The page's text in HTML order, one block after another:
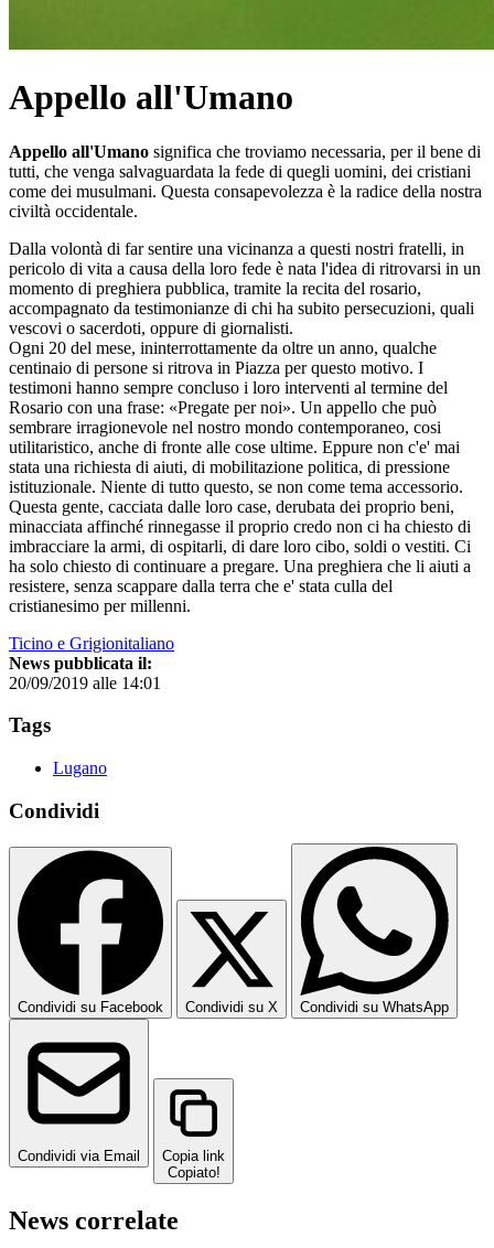
Appello all'Umano
Appello all'Umano significa che troviamo necessaria, per il bene di
tutti, che venga salvaguardata la fede di quegli uomini, dei cristiani
come dei musulmani. Questa consapevolezza è la radice della nostra
civiltà occidentale.
Dalla volontà di far sentire una vicinanza a questi nostri fratelli, in
pericolo di vita a causa della loro fede è nata l'idea di ritrovarsi in un
momento di preghiera pubblica, tramite la recita del rosario,
accompagnato da testimonianze di chi ha subito persecuzioni, quali
vescovi o sacerdoti, oppure di giornalisti.
Ogni 20 del mese, ininterrottamente da oltre un anno, qualche
centinaio di persone si ritrova in Piazza per questo motivo. I
testimoni hanno sempre concluso i loro interventi al termine del
Rosario con una frase: «Pregate per noi». Un appello che può
sembrare irragionevole nel nostro mondo contemporaneo, cosi
utilitaristico, anche di fronte alle cose ultime. Eppure non c'e' mai
stata una richiesta di aiuti, di mobilitazione politica, di pressione
istituzionale. Niente di tutto questo, se non come tema accessorio.
Questa gente, cacciata dalle loro case, derubata dei proprio beni,
minacciata affinché rinnegasse il proprio credo non ci ha chiesto di
imbracciare la armi, di ospitarli, di dare loro cibo, soldi o vestiti. Ci
ha solo chiesto di continuare a pregare. Una preghiera che li aiuti a
resistere, senza scappare dalla terra che e' stata culla del
cristianesimo per millenni.
Ticino e Grigionitaliano
News pubblicata il:
20/09/2019 alle 14:01
Tags
Lugano
Condividi
Condividi su Facebook Condividi su X Condividi su WhatsApp
Condividi via Email
Copia link
Copiato!
News correlate